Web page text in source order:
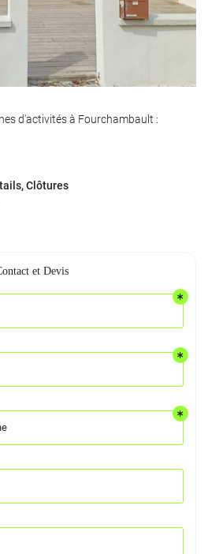
d'activités à Fourchambault :
Clôtures
et Devis